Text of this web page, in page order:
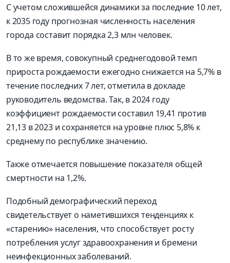
С учетом сложившейся динамики за последние 10 лет,
к 2035 году прогнозная численность населения
города составит порядка 2,3 млн человек.
В то же время, совокупный среднегодовой темп
прироста рождаемости ежегодно снижается на 5,7% в
течение последних 7 лет, отметила в докладе
руководитель ведомства. Так, в 2024 году
коэффициент рождаемости составил 19,41 против
21,13 в 2023 и сохраняется на уровне плюс 5,8% к
среднему по республике значению.
Также отмечается повышение показателя общей
смертности на 1,2%.
Подобный демографический переход
свидетельствует о наметившихся тенденциях к
«старению» населения, что способствует росту
потребления услуг здравоохранения и бремени
неинфекционных заболеваний.